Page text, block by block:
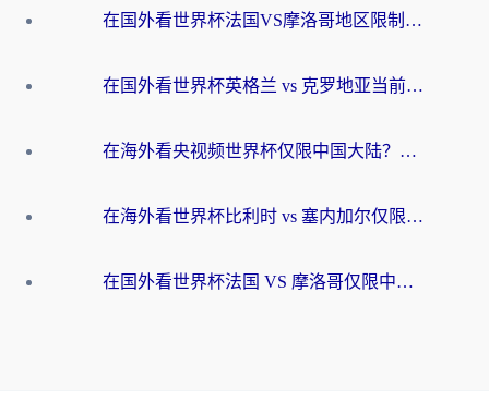
在国外看世界杯法国VS摩洛哥地区限制？这篇指南让你流畅看中文解说无压力
在国外看世界杯英格兰 vs 克罗地亚当前地区不可播放？这篇指南帮你搞定所有海外观赛难题
在海外看央视频世界杯仅限中国大陆？这篇指南帮你解锁中文解说+无卡顿直播
在海外看世界杯比利时 vs 塞内加尔仅限中国大陆？我找到了最流畅的中文解说之路
在国外看世界杯法国 VS 摩洛哥仅限中国大陆？海外党这样看中文解说赛事不卡顿